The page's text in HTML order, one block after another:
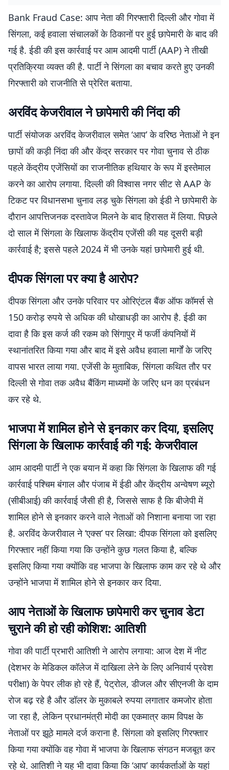
Bank Fraud Case: आप नेता की गिरफ्तारी दिल्ली और गोवा में
सिंगला, कई हवाला संचालकों के ठिकानों पर हुई छापेमारी के बाद की
गई है. ईडी की इस कार्रवाई पर आम आदमी पार्टी (AAP) ने तीखी
प्रतिक्रिया व्यक्त की है. पार्टी ने सिंगला का बचाव करते हुए उनकी
गिरफ्तारी को राजनीति से प्रेरित बताया.
अरविंद केजरीवाल ने छापेमारी की निंदा की
पार्टी संयोजक अरविंद केजरीवाल समेत ‘आप’ के वरिष्ठ नेताओं ने इन
छापों की कड़ी निंदा की और केंद्र सरकार पर गोवा चुनाव से ठीक
पहले केंद्रीय एजेंसियों का राजनीतिक हथियार के रूप में इस्तेमाल
करने का आरोप लगाया. दिल्ली की विश्वास नगर सीट से AAP के
टिकट पर विधानसभा चुनाव लड़ चुके सिंगला को ईडी ने छापेमारी के
दौरान आपत्तिजनक दस्तावेज मिलने के बाद हिरासत में लिया. पिछले
दो साल में सिंगला के खिलाफ केंद्रीय एजेंसी की यह दूसरी बड़ी
कार्रवाई है; इससे पहले 2024 में भी उनके यहां छापेमारी हुई थी.
दीपक सिंगला पर क्या है आरोप?
दीपक सिंगला और उनके परिवार पर ओरिएंटल बैंक ऑफ कॉमर्स से
150 करोड़ रुपये से अधिक की धोखाधड़ी का आरोप है. ईडी का
दावा है कि इस कर्ज की रकम को सिंगापुर में फर्जी कंपनियों में
स्थानांतरित किया गया और बाद में इसे अवैध हवाला मार्गों के जरिए
वापस भारत लाया गया. एजेंसी के मुताबिक, सिंगला कथित तौर पर
दिल्ली से गोवा तक अवैध बैंकिंग माध्यमों के जरिए धन का प्रबंधन
कर रहे थे.
भाजपा में शामिल होने से इनकार कर दिया, इसलिए
सिंगला के खिलाफ कार्रवाई की गई: केजरीवाल
आम आदमी पार्टी ने एक बयान में कहा कि सिंगला के खिलाफ की गई
कार्रवाई पश्चिम बंगाल और पंजाब में ईडी और केंद्रीय अन्वेषण ब्यूरो
(सीबीआई) की कार्रवाई जैसी ही है, जिससे साफ है कि बीजेपी में
शामिल होने से इनकार करने वाले नेताओं को निशाना बनाया जा रहा
है. अरविंद केजरीवाल ने ‘एक्स’ पर लिखा: दीपक सिंगला को इसलिए
गिरफ्तार नहीं किया गया कि उन्होंने कुछ गलत किया है, बल्कि
इसलिए किया गया क्योंकि वह भाजपा के खिलाफ काम कर रहे थे और
उन्होंने भाजपा में शामिल होने से इनकार कर दिया.
आप नेताओं के खिलाफ छापेमारी कर चुनाव डेटा
चुराने की हो रही कोशिश: आतिशी
गोवा की पार्टी प्रभारी आतिशी ने आरोप लगाया: आज देश में नीट
(देशभर के मेडिकल कॉलेज में दाखिला लेने के लिए अनिवार्य प्रवेश
परीक्षा) के पेपर लीक हो रहे हैं, पेट्रोल, डीजल और सीएनजी के दाम
रोज बढ़ रहे है और डॉलर के मुकाबले रुपया लगातार कमजोर होता
जा रहा है, लेकिन प्रधानमंत्री मोदी का एकमात्र काम विपक्ष के
नेताओं पर झूठे मामले दर्ज कराना है. सिंगला को इसलिए गिरफ्तार
किया गया क्योंकि वह गोवा में भाजपा के खिलाफ संगठन मजबूत कर
रहे थे. आतिशी ने यह भी दावा किया कि ‘आप’ कार्यकर्ताओं के यहां